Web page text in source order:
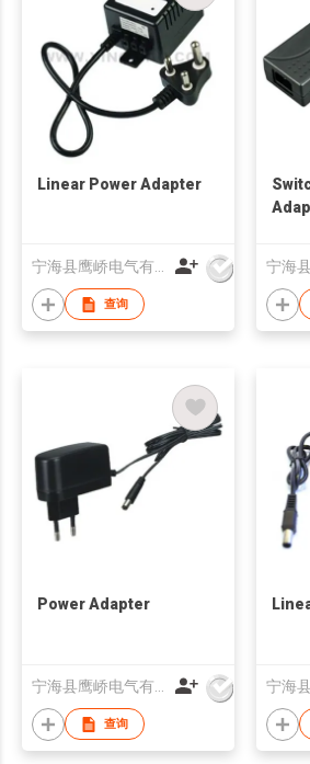
Linear Power Adapter
查询
Power Adapter
宁海县鹰峤电气有限公司
查询